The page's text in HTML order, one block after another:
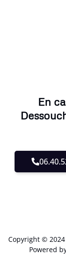
En
Copyright ©
Powered